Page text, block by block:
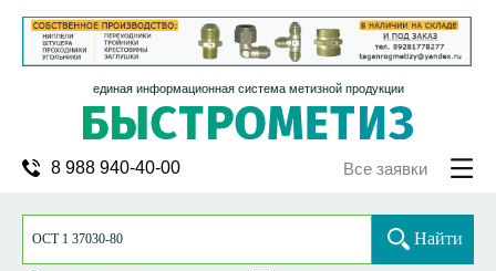
единая информационная система метизной продукции
8 988 940-40-00 Все заявки
Найти